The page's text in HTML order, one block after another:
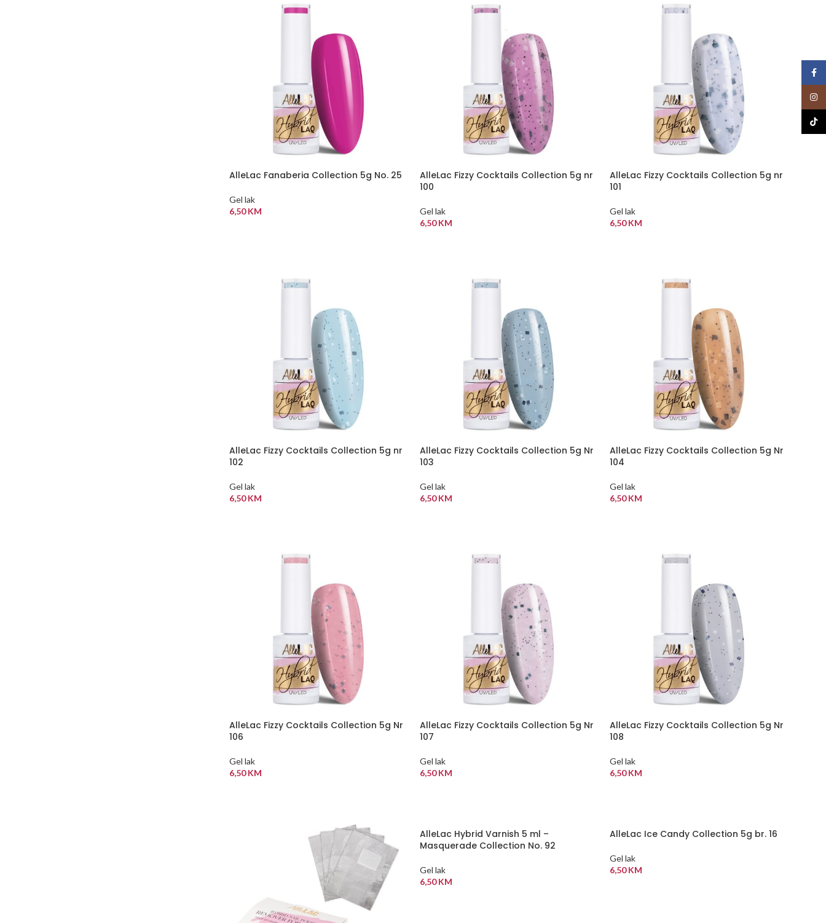
AlleLac Fanaberia Collection 5g No. 25
Gel lak
6,50KM
AlleLac Fizzy Cocktails Collection 5g nr
100
Gel lak
6,50KM
AlleLac Fizzy Cocktails Collection 5g nr
101
Gel lak
6,50KM
AlleLac Fizzy Cocktails Collection 5g nr
102
Gel lak
6,50KM
AlleLac Fizzy Cocktails Collection 5g Nr
103
Gel lak
6,50KM
AlleLac Fizzy Cocktails Collection 5g Nr
104
Gel lak
6,50KM
AlleLac Fizzy Cocktails Collection 5g Nr
106
Gel lak
6,50KM
AlleLac Fizzy Cocktails Collection 5g Nr
107
Gel lak
6,50KM
AlleLac Fizzy Cocktails Collection 5g Nr
108
Gel lak
6,50KM
AlleLac Hybrid Varnish 5 ml –
Masquerade Collection No. 92
Gel lak
6,50KM
AlleLac Ice Candy Collection 5g br. 16
Gel lak
6,50KM